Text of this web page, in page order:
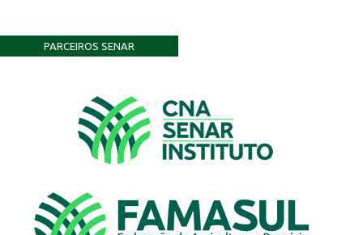
PARCEIROS SENAR